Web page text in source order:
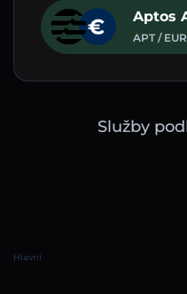
Aptos
APT / EUR
Služby
Hlavní